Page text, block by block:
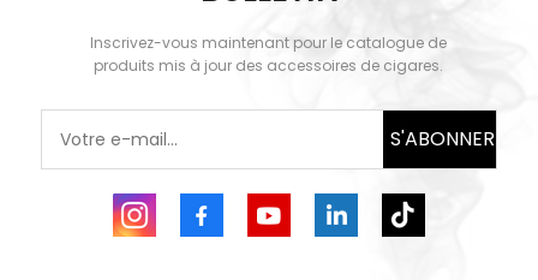
Inscrivez-vous maintenant pour le catalogue de
produits mis à jour des accessoires de cigares.
S'ABONNER